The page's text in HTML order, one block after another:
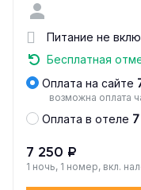
Питание не
Бесплатная
Оплата на сайте
возможна оплата
Оплата в отеле
7 250 ₽
1 ночь, 1 номер, вкл.